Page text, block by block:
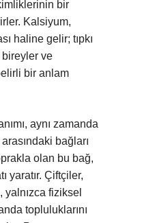
bir
Kalsiyum,
haline gelir; tıpkı
bireyler ve
bir anlam
aynı zamanda
bağları
olan bu bağ,
yaratır. Çiftçiler,
yalnızca fiziksel
topluluklarını